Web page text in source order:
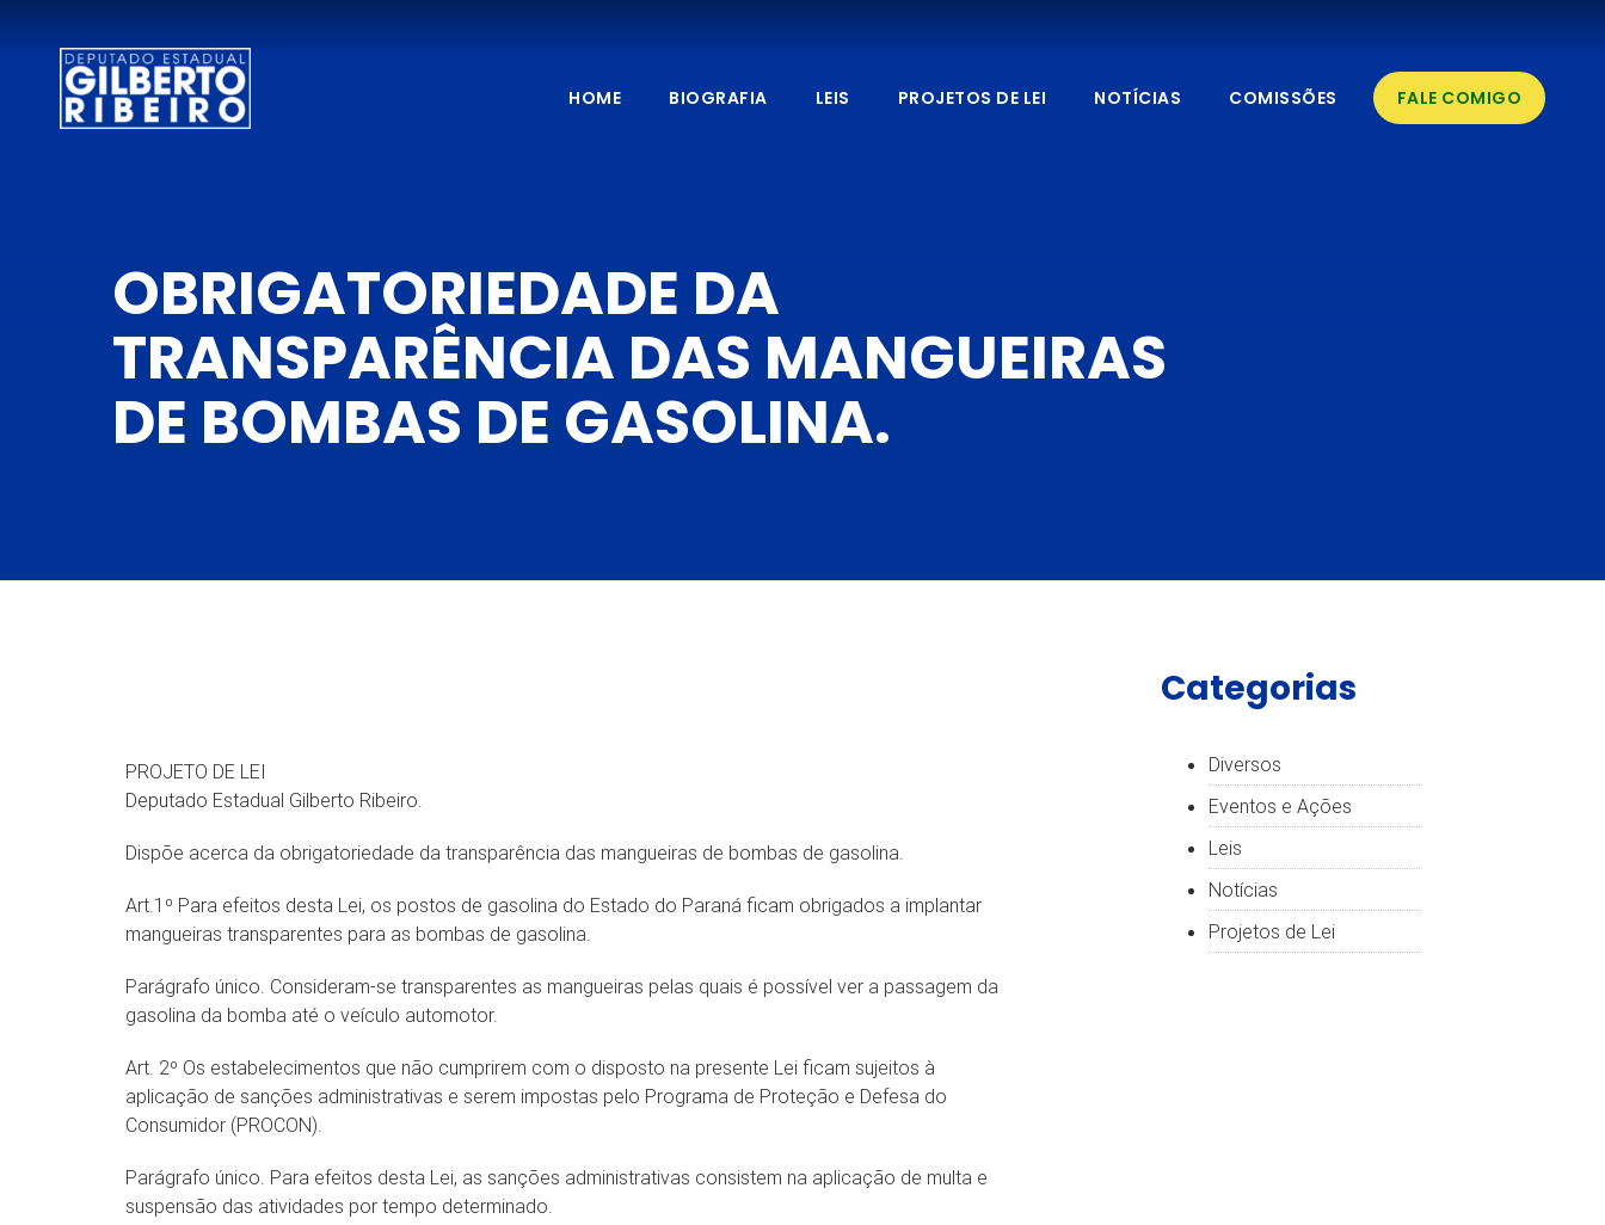
FALE COMIGO
HOME BIOGRAFIA LEIS PROJETOS DE LEI NOTÍCIAS COMISSÕES
OBRIGATORIEDADE DA
TRANSPARÊNCIA DAS MANGUEIRAS
DE BOMBAS DE GASOLINA.
PROJETO DE LEI
Deputado Estadual Gilberto Ribeiro.
Dispõe acerca da obrigatoriedade da transparência das mangueiras de bombas de gasolina.
Art.1º Para efeitos desta Lei, os postos de gasolina do Estado do Paraná ficam obrigados a implantar
mangueiras transparentes para as bombas de gasolina.
Parágrafo único. Consideram-se transparentes as mangueiras pelas quais é possível ver a passagem da
gasolina da bomba até o veículo automotor.
Art. 2º Os estabelecimentos que não cumprirem com o disposto na presente Lei ficam sujeitos à
aplicação de sanções administrativas e serem impostas pelo Programa de Proteção e Defesa do
Consumidor (PROCON).
Parágrafo único. Para efeitos desta Lei, as sanções administrativas consistem na aplicação de multa e
suspensão das atividades por tempo determinado.
Categorias
Diversos
Eventos e Ações
Leis
Notícias
Projetos de Lei